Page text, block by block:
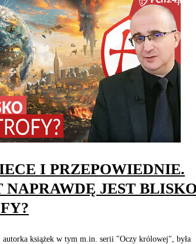
I PRZEPOWIEDNIE.
NAPRAWDĘ JEST
autorka książek w tym m.in. serii "Oczy królowej", była